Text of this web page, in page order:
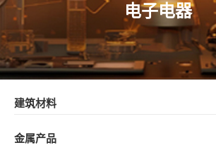
电子电器
建筑材料
金属产品